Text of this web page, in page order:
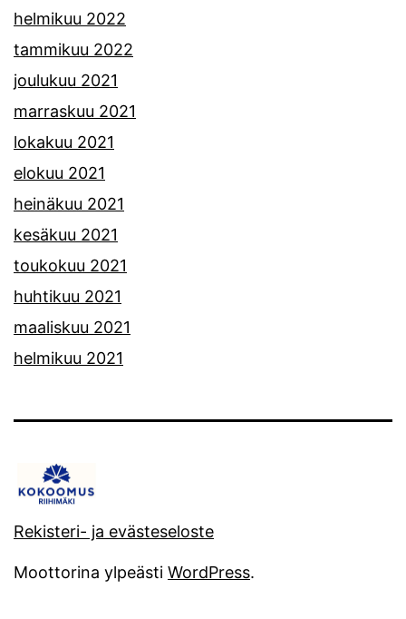
helmikuu 2022
tammikuu 2022
joulukuu 2021
marraskuu 2021
lokakuu 2021
elokuu 2021
heinäkuu 2021
kesäkuu 2021
toukokuu 2021
huhtikuu 2021
maaliskuu 2021
helmikuu 2021
Rekisteri- ja evästeseloste
Moottorina ylpeästi WordPress.